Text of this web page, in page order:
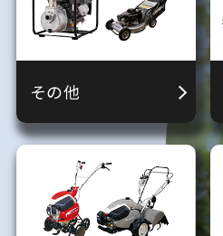
その他